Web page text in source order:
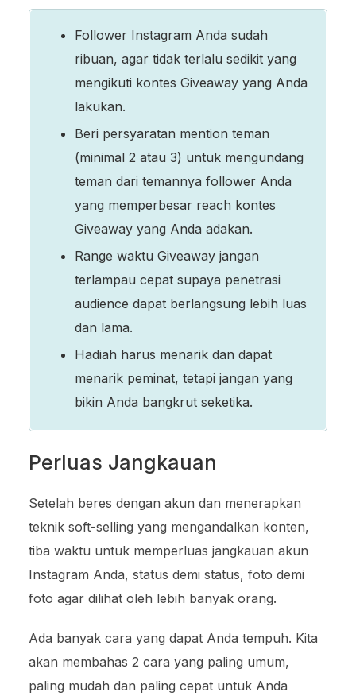
Follower Instagram Anda sudah
ribuan, agar tidak terlalu sedikit yang
mengikuti kontes Giveaway yang Anda
lakukan.
Beri persyaratan mention teman
(minimal 2 atau 3) untuk mengundang
teman dari temannya follower Anda
yang memperbesar reach kontes
Giveaway yang Anda adakan.
Range waktu Giveaway jangan
terlampau cepat supaya penetrasi
audience dapat berlangsung lebih luas
dan lama.
Hadiah harus menarik dan dapat
menarik peminat, tetapi jangan yang
bikin Anda bangkrut seketika.
Perluas Jangkauan
Setelah beres dengan akun dan menerapkan
teknik soft-selling yang mengandalkan konten,
tiba waktu untuk memperluas jangkauan akun
Instagram Anda, status demi status, foto demi
foto agar dilihat oleh lebih banyak orang.
Ada banyak cara yang dapat Anda tempuh. Kita
akan membahas 2 cara yang paling umum,
paling mudah dan paling cepat untuk Anda